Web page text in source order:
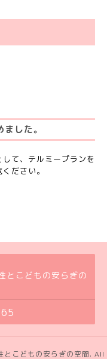
した。
て、テルミープランを
ださい。
とこどもの安らぎの
とこどもの安らぎの空間. All